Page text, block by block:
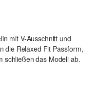
mit V-Ausschnitt und
die Relaxed Fit Passform,
schließen das Modell ab.